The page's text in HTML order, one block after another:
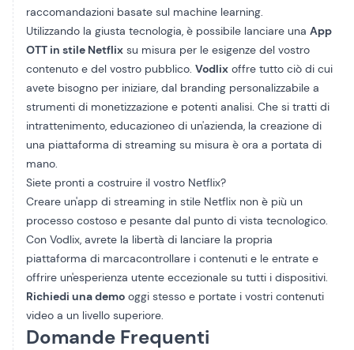
raccomandazioni basate sul machine learning.
Utilizzando la giusta tecnologia, è possibile lanciare una App
OTT in stile Netflix su misura per le esigenze del vostro
contenuto e del vostro pubblico. Vodlix offre tutto ciò di cui
avete bisogno per iniziare, dal branding personalizzabile a
strumenti di monetizzazione e potenti analisi. Che si tratti di
intrattenimento, educazioneo di un'azienda, la creazione di
una piattaforma di streaming su misura è ora a portata di
mano.
Siete pronti a costruire il vostro Netflix?
Creare un'app di streaming in stile Netflix non è più un
processo costoso e pesante dal punto di vista tecnologico.
Con Vodlix, avrete la libertà di lanciare la propria
piattaforma di marcacontrollare i contenuti e le entrate e
offrire un'esperienza utente eccezionale su tutti i dispositivi.
Richiedi una demo oggi stesso e portate i vostri contenuti
video a un livello superiore.
Domande Frequenti